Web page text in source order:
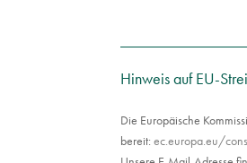
Hinweis auf EU-
Die Europäische
bereit:ec.europa.eu/